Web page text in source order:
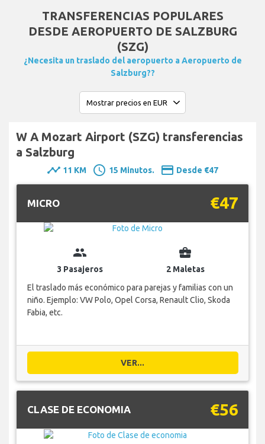
TRANSFERENCIAS POPULARES
DESDE AEROPUERTO DE SALZBURG
(SZG)
¿Necesita un traslado del aeropuerto a Aeropuerto de
Salzburg??
W A Mozart Airport (SZG) transferencias
a Salzburg
timeline 11 KM schedule 15 Minutos. payment Desde €47
MICRO €47
group
3 Pasajeros
business_center
2 Maletas
El traslado más económico para parejas y familias con un
niño. Ejemplo: VW Polo, Opel Corsa, Renault Clio, Skoda
Fabia, etc.
VER...
CLASE DE ECONOMIA €56